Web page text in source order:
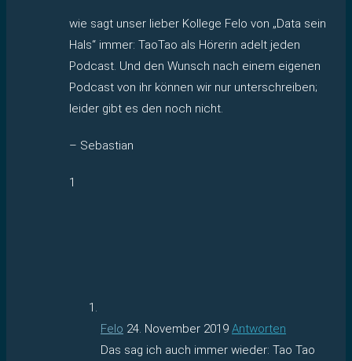
wie sagt unser lieber Kollege Felo von „Data sein
Hals“ immer: TaoTao als Hörerin adelt jeden
Podcast. Und den Wunsch nach einem eigenen
Podcast von ihr können wir nur unterschreiben;
leider gibt es den noch nicht.
– Sebastian
1
Felo 24. November 2019 Antworten
Das sag ich auch immer wieder: Tao Tao